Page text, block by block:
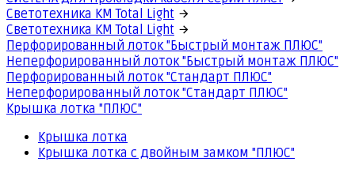
Светотехника КМ Total Light
Светотехника КМ Total Light
Перфорированный лоток "Быстрый монтаж ПЛЮС"
Неперфорированный лоток "Быстрый монтаж ПЛЮС"
Перфорированный лоток "Стандарт ПЛЮС"
Неперфорированный лоток "Стандарт ПЛЮС"
Крышка лотка "ПЛЮС"
Крышка лотка
Крышка лотка с двойным замком "ПЛЮС"